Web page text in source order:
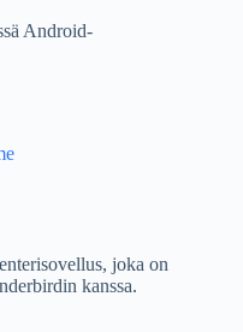
Android-
joka on
kanssa.